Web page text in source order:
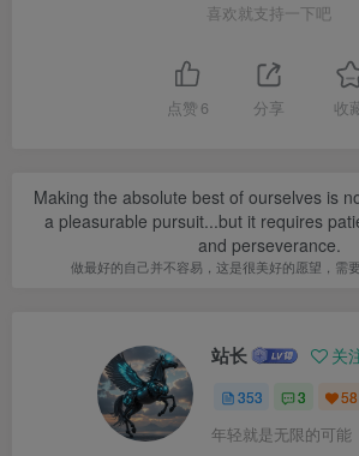
喜欢就支持一下吧
点赞 6 分享 收
Making the absolute best of ourselves is
a pleasurable pursuit...but it requires
and perseverance.
做最好的自己并不容易，这是很美好的愿望，需
站长 关
353 3 58
年轻就是无限的可能